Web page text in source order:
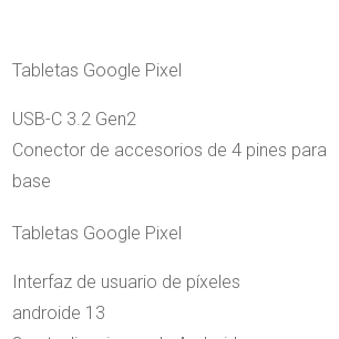
Tabletas Google Pixel
USB-C 3.2 Gen2
Conector de accesorios de 4 pines para
base
Tabletas Google Pixel
Interfaz de usuario de píxeles
androide 13